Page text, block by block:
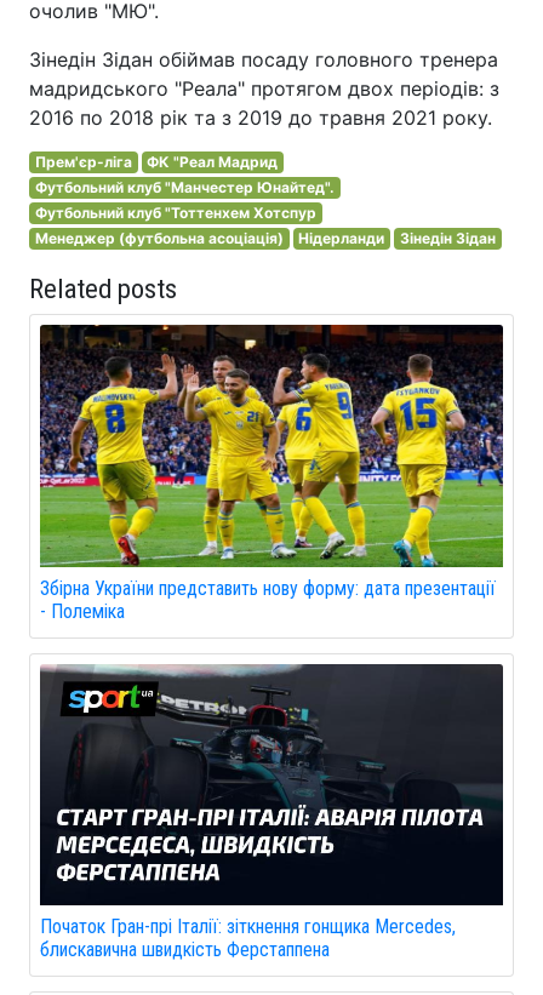
очолив "МЮ".
Зінедін Зідан обіймав посаду головного тренера
мадридського "Реала" протягом двох періодів: з
2016 по 2018 рік та з 2019 до травня 2021 року.
Прем'єр-ліга
ФК "Реал Мадрид
Футбольний клуб "Манчестер Юнайтед".
Футбольний клуб "Тоттенхем Хотспур
Менеджер (футбольна асоціація)
Нідерланди Зінедін Зідан
Related posts
Збірна України представить нову форму: дата презентації
- Полеміка
Початок Гран-прі Італії: зіткнення гонщика Mercedes,
блискавична швидкість Ферстаппена